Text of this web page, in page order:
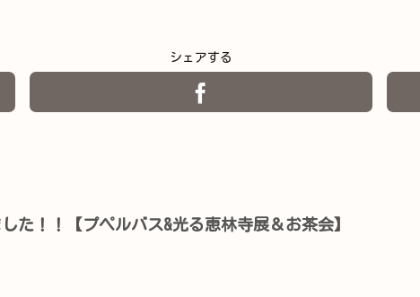
シェアする
た！！【プペルバス&光る恵林寺展＆お茶会】